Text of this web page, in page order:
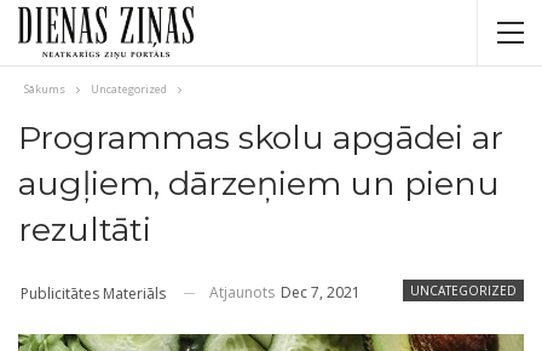
Sākums Uncategorized
Programmas skolu apgādei ar
augļiem, dārzeņiem un pienu
rezultāti
UNCATEGORIZED
Publicitātes Materiāls Atjaunots Dec 7, 2021